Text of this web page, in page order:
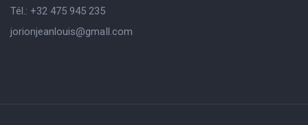
Tél.: +32 475 945 235
jorionjeanlouis@gmaIl.com